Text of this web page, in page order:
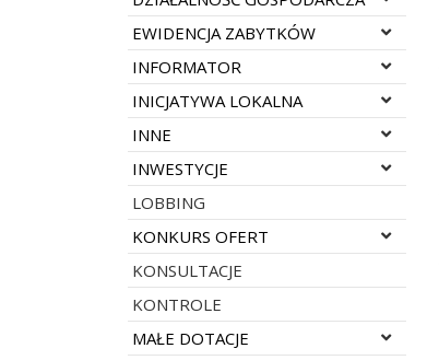
Rozwiń menu
EWIDENCJA ZABYTKÓW
Rozwiń menu
INFORMATOR
Rozwiń menu
INICJATYWA LOKALNA
Rozwiń menu
INNE
Rozwiń menu
INWESTYCJE
LOBBING
Rozwiń menu
KONKURS OFERT
KONSULTACJE
KONTROLE
Rozwiń menu
MAŁE DOTACJE